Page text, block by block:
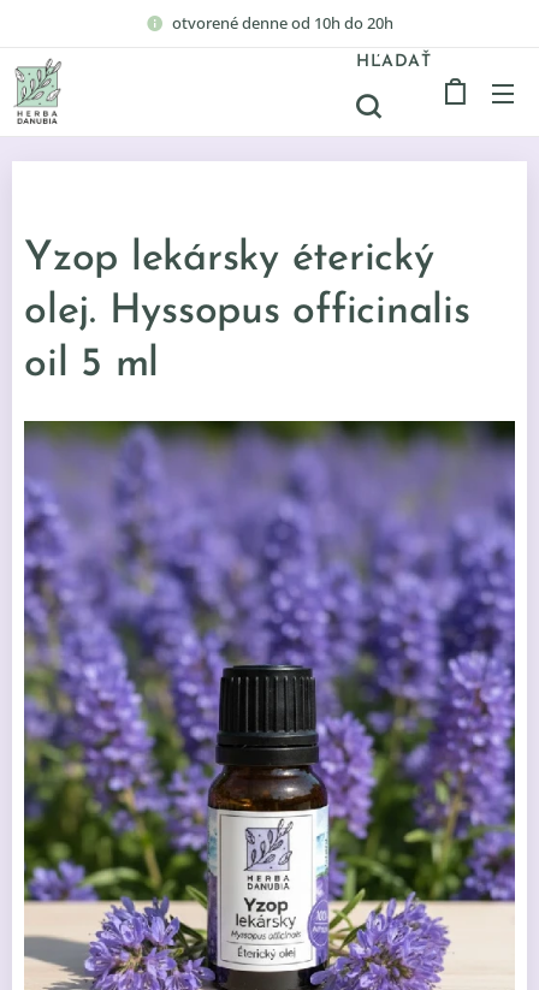
otvorené denne od 10h do 20h
HĽADAŤ
Yzop lekársky éterický
olej. Hyssopus officinalis
oil 5 ml